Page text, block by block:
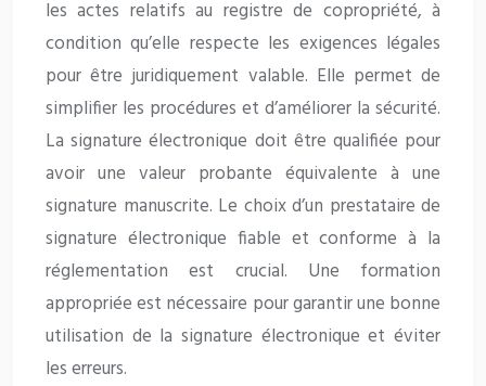
les actes relatifs au registre de copropriété, à
condition qu’elle respecte les exigences légales
pour être juridiquement valable. Elle permet de
simplifier les procédures et d’améliorer la sécurité.
La signature électronique doit être qualifiée pour
avoir une valeur probante équivalente à une
signature manuscrite. Le choix d’un prestataire de
signature électronique fiable et conforme à la
réglementation est crucial. Une formation
appropriée est nécessaire pour garantir une bonne
utilisation de la signature électronique et éviter
les erreurs.